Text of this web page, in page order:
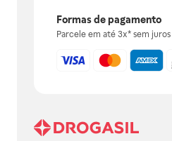
Formas de pagamento
Parcele em até 3x* sem